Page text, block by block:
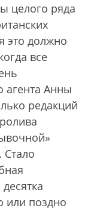
целого ряда
это должно
все
агента Анны
редакций
Стало
или поздно